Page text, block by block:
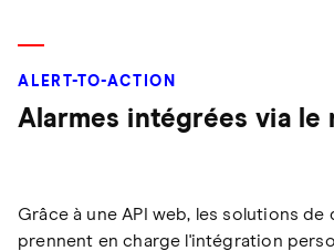
ALERT-TO-ACTION
Alarmes intégrées via le
Grâce à une API web, les solutions de
prennent en charge l'intégration